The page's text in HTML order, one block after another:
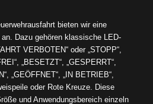
bieten wir eine
Dazu gehören klassische LED-
VERBOTEN“ oder „STOPP“,
„BESETZT“, „GESPERRT“,
„GEÖFFNET“, „IN BETRIEB“,
oder Rote Kreuze. Diese
und Anwendungsbereich einzeln